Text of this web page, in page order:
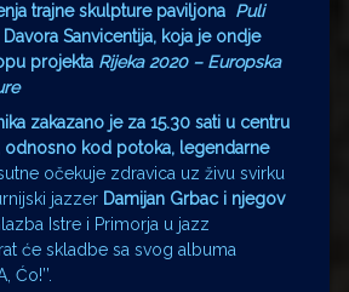
trajne skulpture paviljona Puli
Sanvicentija, koja je ondje
projekta Rijeka 2020 – Europska
zakazano je za 15.30 sati u centru
odnosno kod potoka, legendarne
očekuje zdravica uz živu svirku
jazzer Damijan Grbac i njegov
Istre i Primorja u jazz
će skladbe sa svog albuma
Ćo!’’.